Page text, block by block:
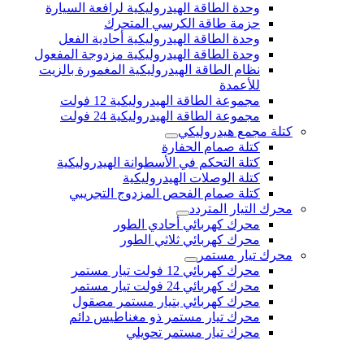
وحدة الطاقة الهيدروليكية لرافعة السيارة
حزمة طاقة الكرسي المتحرك
وحدة الطاقة الهيدروليكية أحادية الفعل
وحدة الطاقة الهيدروليكية مزدوجة المفعول
نظام الطاقة الهيدروليكية المغمورة بالزيت
للأعمدة
مجموعة الطاقة الهيدروليكية 12 فولت
مجموعة الطاقة الهيدروليكية 24 فولت
كتلة مجمع هيدروليكي
كتلة صمام الحفارة
كتلة التحكم في الأسطوانة الهيدروليكية
كتلة الوصلات الهيدروليكية
كتلة صمام الفحص المزدوج التجريبي
محرك التيار المتردد
محرك كهربائي أحادي الطور
محرك كهربائي ثلاثي الطور
محرك تيار مستمر
محرك كهربائي 12 فولت تيار مستمر
محرك كهربائي 24 فولت تيار مستمر
محرك كهربائي بتيار مستمر مصقول
محرك تيار مستمر ذو مغناطيس دائم
محرك تيار مستمر تحويلي